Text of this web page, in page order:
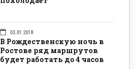
03.01.2018
В Рождественскую ночь в
Ростове ряд маршрутов
будет работать до 4 часов